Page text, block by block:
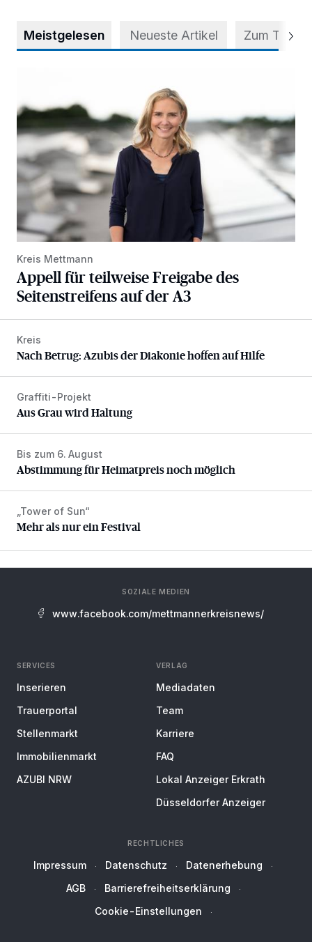
Meistgelesen Neueste Artikel Zum Thema
Kreis Mettmann
Appell für teilweise Freigabe des
Seitenstreifens auf der A3
Nach Betrug: Azubis der Diakonie hoffen auf Hilfe
Kreis
Nach Betrug: Azubis der Diakonie hoffen auf Hilfe
Aus Grau wird Haltung
Graffiti-Projekt
Aus Grau wird Haltung
Abstimmung für Heimatpreis noch möglich
Bis zum 6. August
Abstimmung für Heimatpreis noch möglich
Mehr als nur ein Festival
„Tower of Sun“
Mehr als nur ein Festival
SOZIALE MEDIEN
www.facebook.com/mettmannerkreisnews/
SERVICES
Inserieren
Trauerportal
Stellenmarkt
Immobilienmarkt
AZUBI NRW
VERLAG
Mediadaten
Team
Karriere
FAQ
Lokal Anzeiger Erkrath
Düsseldorfer Anzeiger
RECHTLICHES
Impressum Datenschutz
Datenerhebung
AGB
Barrierefreiheitserklärung
Cookie-Einstellungen